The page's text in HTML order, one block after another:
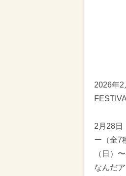
2026年
2月28日
ー（全7
（日）
なんだ